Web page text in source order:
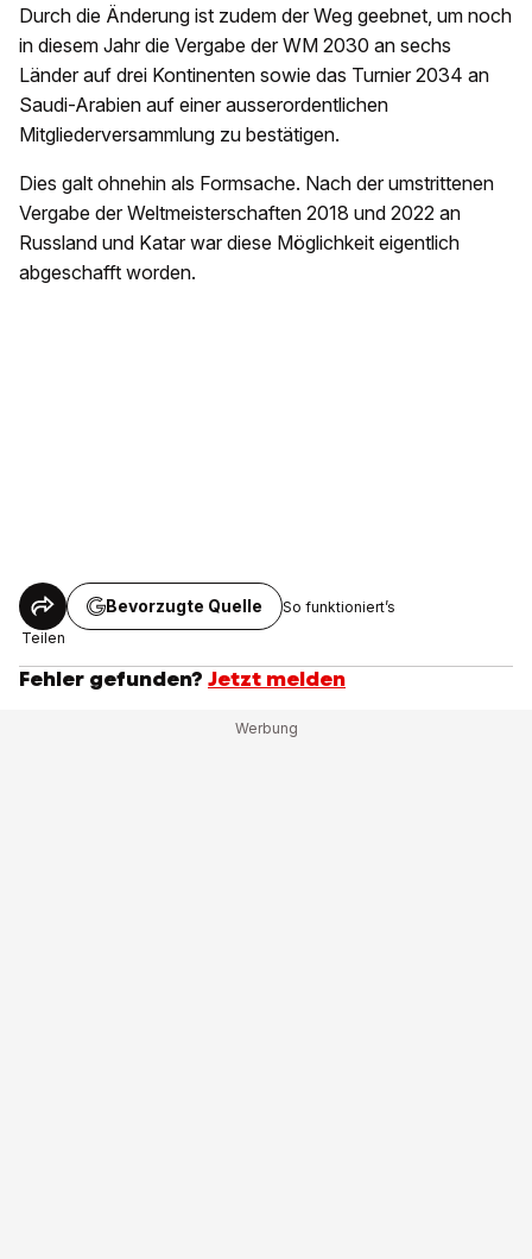
Durch die Änderung ist zudem der Weg geebnet, um noch
in diesem Jahr die Vergabe der WM 2030 an sechs
Länder auf drei Kontinenten sowie das Turnier 2034 an
Saudi-Arabien auf einer ausserordentlichen
Mitgliederversammlung zu bestätigen.
Dies galt ohnehin als Formsache. Nach der umstrittenen
Vergabe der Weltmeisterschaften 2018 und 2022 an
Russland und Katar war diese Möglichkeit eigentlich
abgeschafft worden.
Teilen
Bevorzugte Quelle So funktioniert’s
Fehler gefunden? Jetzt melden